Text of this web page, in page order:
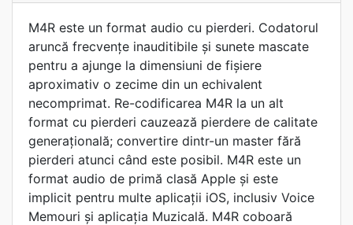
M4R este un format audio cu pierderi. Codatorul
aruncă frecvențe inauditibile și sunete mascate
pentru a ajunge la dimensiuni de fișiere
aproximativ o zecime din un echivalent
necomprimat. Re-codificarea M4R la un alt
format cu pierderi cauzează pierdere de calitate
generațională; convertire dintr-un master fără
pierderi atunci când este posibil. M4R este un
format audio de primă clasă Apple și este
implicit pentru multe aplicații iOS, inclusiv Voice
Memouri și aplicația Muzicală. M4R coboară